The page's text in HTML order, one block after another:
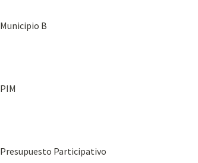
Municipio B
PIM
Presupuesto Participativo